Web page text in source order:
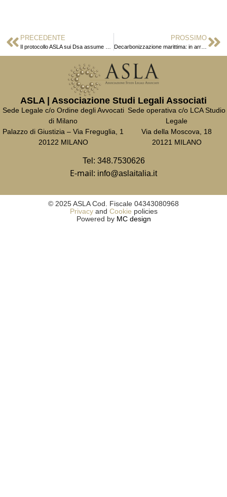
PRECEDENTE PROSSIMO
Decarbonizzazione marittima: in arrivo nuove regole per gli armatori
ASLA | Associazione Studi Legali Associati
Sede Legale c/o Ordine degli Avvocati
di Milano
Palazzo di Giustizia – Via Freguglia, 1
20122 MILANO
Sede operativa c/o LCA Studio
Legale
Via della Moscova, 18
20121 MILANO
Tel: 348.7530626
E-mail: info@aslaitalia.it
© 2025 ASLA Cod. Fiscale 04343080968
Privacyand Cookie policies
Powered by MC design